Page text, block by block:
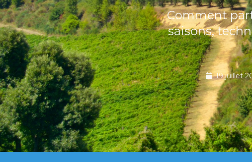
Comment
saisons,
19 juillet